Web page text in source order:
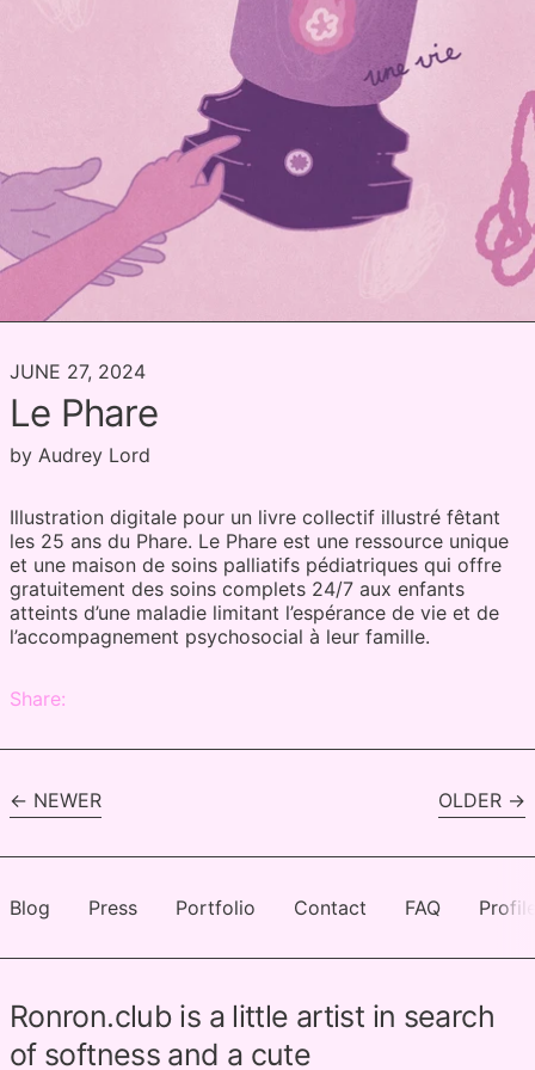
JUNE 27, 2024
Le Phare
by Audrey Lord
Illustration digitale pour un livre collectif illustré fêtant
les 25 ans du Phare. Le Phare est une ressource unique
et une maison de soins palliatifs pédiatriques qui offre
gratuitement des soins complets 24/7 aux enfants
atteints d’une maladie limitant l’espérance de vie et de
l’accompagnement psychosocial à leur famille.
Share:
NEWER OLDER
Blog Press Portfolio Contact FAQ
Ronron.club is a little artist in search
of softness and a cute